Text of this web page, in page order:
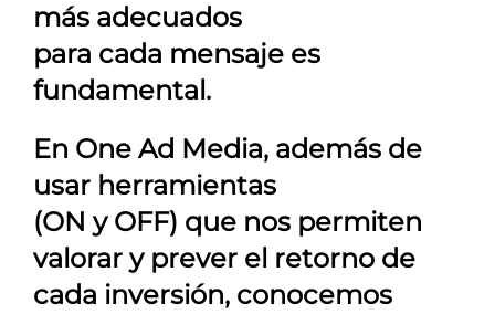
más adecuados
para cada mensaje es
fundamental.
En One Ad Media, además de
usar herramientas
(ON y OFF) que nos permiten
valorar y prever el retorno de
cada inversión, conocemos